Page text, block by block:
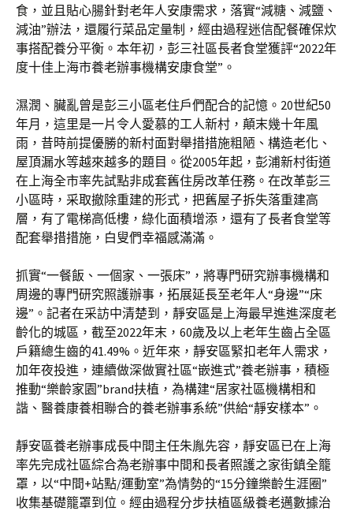
食，並且貼心腸針對老年人安康需求，落實“減糖、減鹽、
減油”辦法，還履行菜品定量制，經由過程迷信配餐確保炊
事搭配養分平衡。本年初，彭三社區長者食堂獲評“2022年
度十佳上海市養老辦事機構安康食堂”。
濕潤、臟亂曾是彭三小區老住戶們配合的記憶。20世紀50
年月，這里是一片令人愛慕的工人新村，顛末幾十年風
雨，昔時前提優勝的新村面對舉措措施粗陋、構造老化、
屋頂漏水等越來越多的題目。從2005年起，彭浦新村街道
在上海全市率先試點非成套舊住房改革任務。在改革彭三
小區時，采取撤除重建的形式，把舊屋子拆失落重建高
層，有了電梯高低樓，綠化面積增添，還有了長者食堂等
配套舉措措施，白叟們幸福感滿滿。
抓實“一餐飯、一個家、一張床”，將專門研究辦事機構和
周邊的專門研究照護辦事，拓展延長至老年人“身邊”“床
邊”。記者在采訪中清楚到，靜安區是上海最早進進深度老
齡化的城區，截至2022年末，60歲及以上老年生齒占全區
戶籍總生齒的41.49%。近年來，靜安區緊扣老年人需求，
加年夜投進，連續做深做實社區“嵌進式”養老辦事，積極
推動“樂齡家園”brand扶植，為構建“居家社區機構相和
諧、醫養康養相聯合的養老辦事系統”供給“靜安樣本”。
靜安區養老辦事成長中間主任朱胤先容，靜安區已在上海
率先完成社區綜合為老辦事中間和長者照護之家街鎮全籠
罩，以“中間+站點/運動室”為情勢的“15分鐘樂齡生涯圈”
收集基礎籠罩到位。經由過程分步扶植區級養老邁數據治